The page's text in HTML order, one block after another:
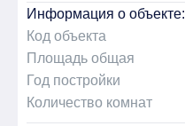
Информация о объекте:
Код объекта
Площадь общая
Год постройки
Количество комнат